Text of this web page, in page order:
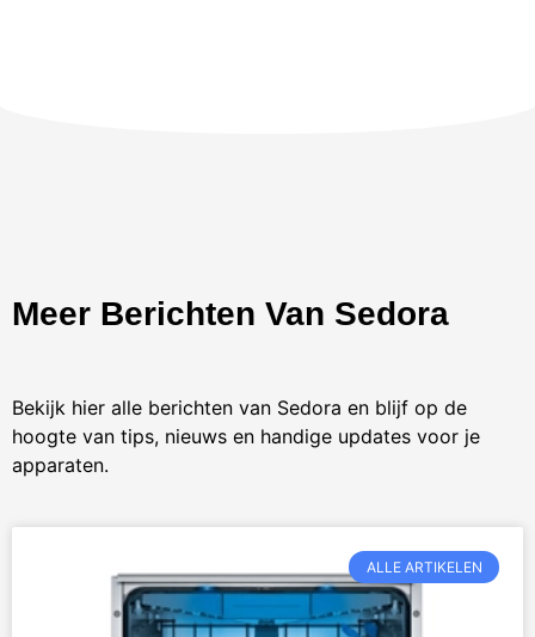
Meer Berichten Van Sedora
Bekijk hier alle berichten van Sedora en blijf op de
hoogte van tips, nieuws en handige updates voor je
apparaten.
ALLE ARTIKELEN